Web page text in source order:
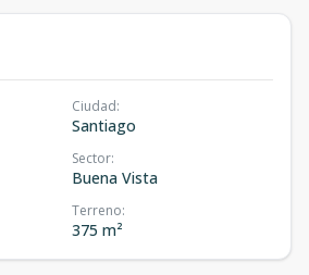
Ciudad:
Santiago
Sector:
Buena Vista
Terreno:
375 m²